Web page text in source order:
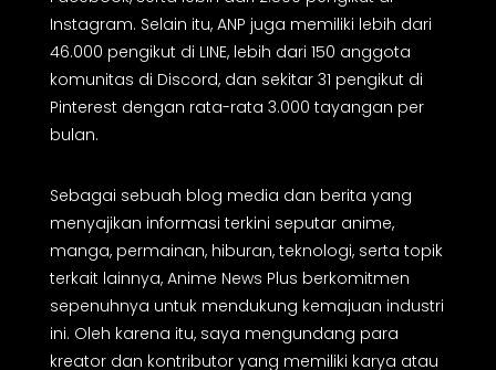
Instagram. Selain itu, ANP juga memiliki lebih dari
46.000 pengikut di LINE, lebih dari 150 anggota
komunitas di Discord, dan sekitar 31 pengikut di
Pinterest dengan rata-rata 3.000 tayangan per
bulan.
Sebagai sebuah blog media dan berita yang
menyajikan informasi terkini seputar anime,
manga, permainan, hiburan, teknologi, serta topik
terkait lainnya, Anime News Plus berkomitmen
sepenuhnya untuk mendukung kemajuan industri
ini. Oleh karena itu, saya mengundang para
kreator dan kontributor yang memiliki karya atau